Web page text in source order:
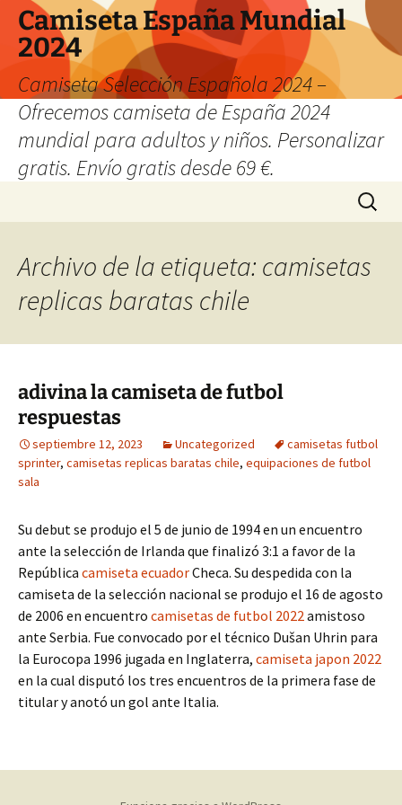
Camiseta España Mundial
2024
Camiseta Selección Española 2024 –
Ofrecemos camiseta de España 2024
mundial para adultos y niños. Personalizar
gratis. Envío gratis desde 69 €.
Buscar:
Archivo de la etiqueta: camisetas
replicas baratas chile
adivina la camiseta de futbol
respuestas
septiembre 12, 2023 Uncategorized
camisetas futbol
sprinter, camisetas replicas baratas chile, equipaciones de futbol
sala
Su debut se produjo el 5 de junio de 1994 en un encuentro
ante la selección de Irlanda que finalizó 3:1 a favor de la
República camiseta ecuadorCheca. Su despedida con la
camiseta de la selección nacional se produjo el 16 de agosto
de 2006 en encuentro camisetas de futbol 2022amistoso
ante Serbia. Fue convocado por el técnico Dušan Uhrin para
la Eurocopa 1996 jugada en Inglaterra, camiseta japon 2022
en la cual disputó los tres encuentros de la primera fase de
titular y anotó un gol ante Italia.